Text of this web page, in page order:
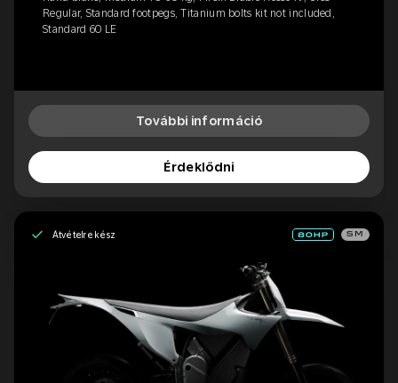
Regular, Standard footpegs, Titanium bolts kit not included,
Standard 60 LE
További információ
Érdeklődni
Átvételre kész SM